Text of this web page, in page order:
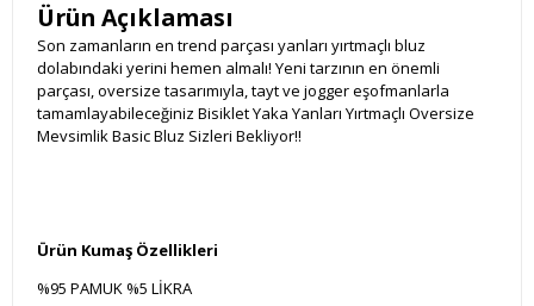
Ürün Açıklaması
Son zamanların en trend parçası yanları yırtmaçlı bluz
dolabındaki yerini hemen almalı! Yeni tarzının en önemli
parçası, oversize tasarımıyla, tayt ve jogger eşofmanlarla
tamamlayabileceğiniz Bisiklet Yaka Yanları Yırtmaçlı Oversize
Mevsimlik Basic Bluz Sizleri Bekliyor!!
Ürün Kumaş Özellikleri
%95 PAMUK %5 LİKRA